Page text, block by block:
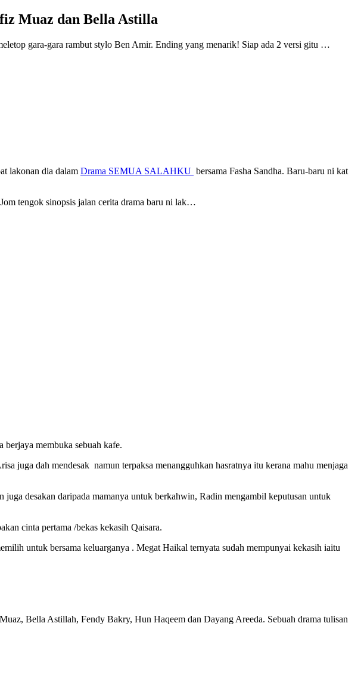
Muaz dan Bella Astilla
gara-gara rambut stylo Ben Amir. Ending yang menarik! Siap ada 2 versi gitu …
lakonan dia dalam Drama SEMUA SALAHKU bersama Fasha Sandha. Baru-baru ni kat
tengok sinopsis jalan cerita drama baru ni lak…
berjaya membuka sebuah kafe.
juga dah mendesak namun terpaksa menangguhkan hasratnya itu kerana mahu menjaga
desakan daripada mamanya untuk berkahwin, Radin mengambil keputusan untuk
cinta pertama /bekas kekasih Qaisara.
untuk bersama keluarganya . Megat Haikal ternyata sudah mempunyai kekasih iaitu
Bella Astillah, Fendy Bakry, Hun Haqeem dan Dayang Areeda. Sebuah drama tulisan